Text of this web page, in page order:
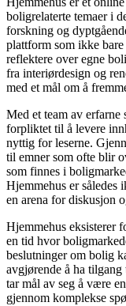
boligrelaterte temaer i
forskning og
plattform som ikke
reflektere over egne
fra interiørdesign og
med et mål om å
Med et team av erfarne
forpliktet til å levere
nyttig for leserne.
til emner som ofte blir
som finnes i
Hjemmehus er således
en arena for diskusjon
Hjemmehus eksisterer
en tid hvor
beslutninger om bolig
avgjørende å ha tilgang
tar mål av seg å være
gjennom komplekse